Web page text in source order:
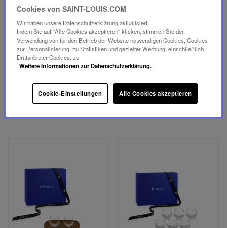
NEUES STÜCK
FOLIA
ESPRESSOGLAS
IN DEN WARENKORB
2 ESPRESSOGLÄSER IM
SET
196,00 €
Cookies von SAINT-LOUIS.COM
Wir haben unsere Datenschutzerklärung aktualisiert.
Indem Sie auf "Alle Cookies akzeptieren" klicken, stimmen Sie der
Verwendung von für den Betrieb der Website notwendigen Cookies, Cookies
zur Personalisierung, zu Statistiken und gezielter Werbung, einschließlich
Drittanbieter-Cookies, zu.
Weitere Informationen zur Datenschutzerklärung.
Cookie-Einstellungen Alle Cookies akzeptieren